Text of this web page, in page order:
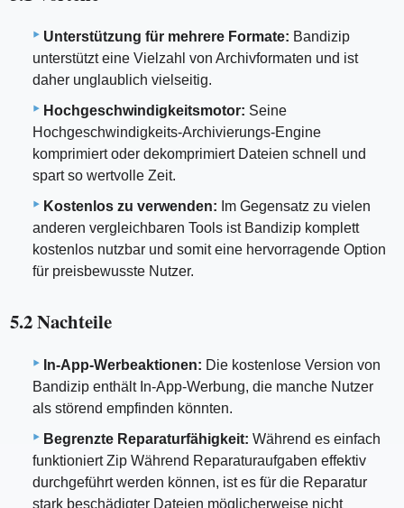
Unterstützung für mehrere Formate: Bandizip
unterstützt eine Vielzahl von Archivformaten und ist
daher unglaublich vielseitig.
Hochgeschwindigkeitsmotor: Seine
Hochgeschwindigkeits-Archivierungs-Engine
komprimiert oder dekomprimiert Dateien schnell und
spart so wertvolle Zeit.
Kostenlos zu verwenden: Im Gegensatz zu vielen
anderen vergleichbaren Tools ist Bandizip komplett
kostenlos nutzbar und somit eine hervorragende Option
für preisbewusste Nutzer.
5.2 Nachteile
In-App-Werbeaktionen: Die kostenlose Version von
Bandizip enthält In-App-Werbung, die manche Nutzer
als störend empfinden könnten.
Begrenzte Reparaturfähigkeit: Während es einfach
funktioniert Zip Während Reparaturaufgaben effektiv
durchgeführt werden können, ist es für die Reparatur
stark beschädigter Dateien möglicherweise nicht